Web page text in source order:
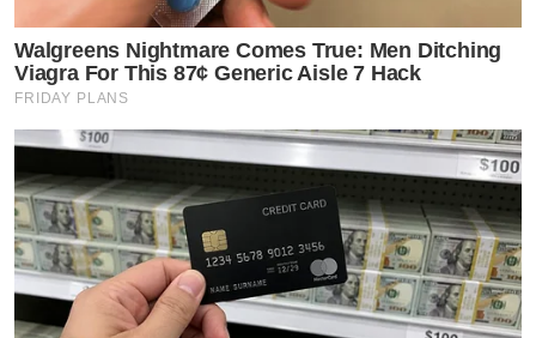
Walgreens Nightmare Comes True: Men Ditching
Viagra For This 87¢ Generic Aisle 7 Hack
FRIDAY PLANS